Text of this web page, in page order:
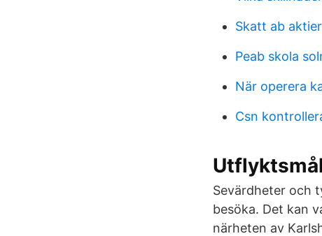
Skatt ab aktier
Peab skola
När operera
Csn
Sevärdheter och
besöka. Det kan
närheten av